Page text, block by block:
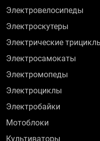
Электровелосипеды
Электроскутеры
Электрические
Электросамокаты
Электромопеды
Электроциклы
Электробайки
Мотоблоки
Культиваторы